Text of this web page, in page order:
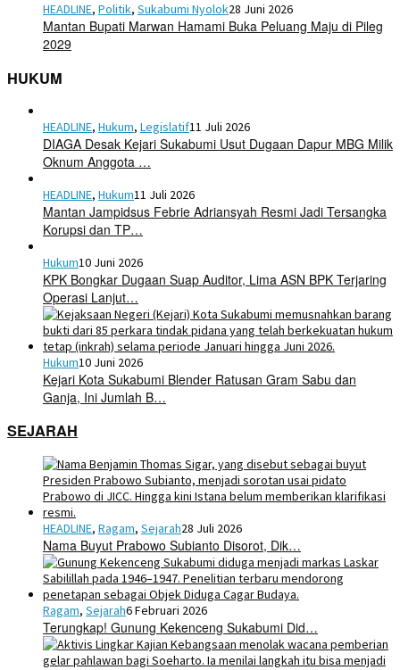
HEADLINE, Politik, Sukabumi Nyolok28 Juni 2026
Mantan Bupati Marwan Hamami Buka Peluang Maju di Pileg
2029
HUKUM
HEADLINE, Hukum, Legislatif11 Juli 2026
DIAGA Desak Kejari Sukabumi Usut Dugaan Dapur MBG Milik
Oknum Anggota …
HEADLINE, Hukum11 Juli 2026
Mantan Jampidsus Febrie Adriansyah Resmi Jadi Tersangka
Korupsi dan TP…
Hukum10 Juni 2026
KPK Bongkar Dugaan Suap Auditor, Lima ASN BPK Terjaring
Operasi Lanjut…
Hukum10 Juni 2026
Kejari Kota Sukabumi Blender Ratusan Gram Sabu dan
Ganja, Ini Jumlah B…
SEJARAH
HEADLINE, Ragam, Sejarah28 Juli 2026
Nama Buyut Prabowo Subianto Disorot, Dik…
Ragam, Sejarah6 Februari 2026
Terungkap! Gunung Kekenceng Sukabumi Did…